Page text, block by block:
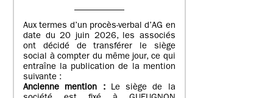
Aux termes d’un procès-verbal d’AG en
date du 20 juin 2026, les associés
ont décidé de transférer le siège
social à compter du même jour, ce qui
entraîne la publication de la mention
suivante :
Ancienne mention : Le siège de la